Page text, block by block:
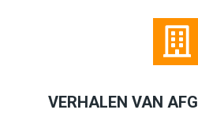
VERHALEN VAN